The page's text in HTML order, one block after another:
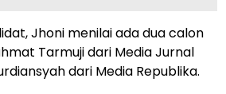
Jhoni menilai ada dua calon
Tarmuji dari Media Jurnal
dari Media Republika.